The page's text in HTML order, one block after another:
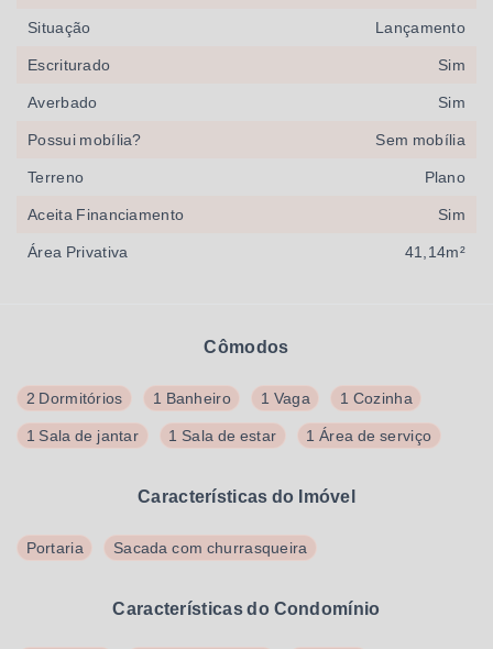
Cômodos
2 Dormitórios 1 Banheiro 1 Vaga 1 Cozinha
1 Sala de jantar 1 Sala de estar 1 Área de serviço
Características do Imóvel
Portaria Sacada com churrasqueira
Características do Condomínio
Situação Lançamento
Escriturado Sim
Averbado Sim
Possui mobília? Sem mobília
Terreno Plano
Aceita Financiamento Sim
Área Privativa 41,14m²